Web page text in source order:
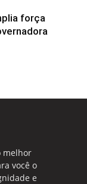
força
melhor
você o
e